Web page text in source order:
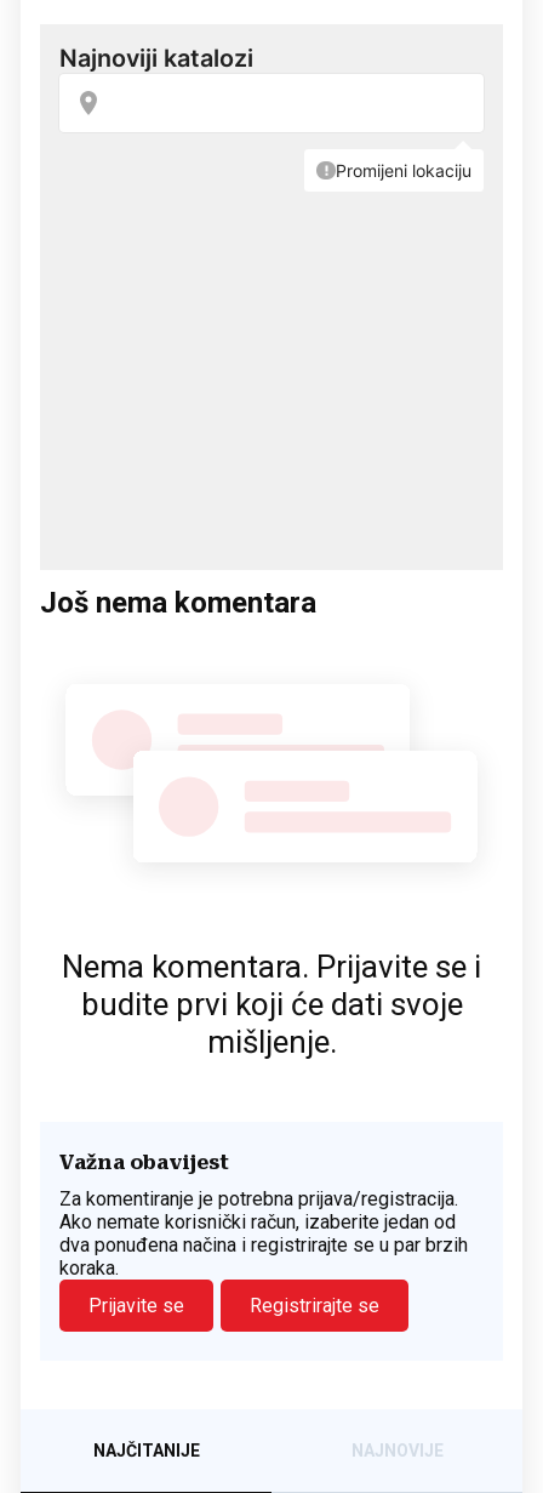
Još nema komentara
Nema komentara. Prijavite se i
budite prvi koji će dati svoje
mišljenje.
Važna obavijest
Za komentiranje je potrebna prijava/registracija.
Ako nemate korisnički račun, izaberite jedan od
dva ponuđena načina i registrirajte se u par brzih
koraka.
Prijavite se
Registrirajte se
NAJČITANIJE NAJNOVIJE